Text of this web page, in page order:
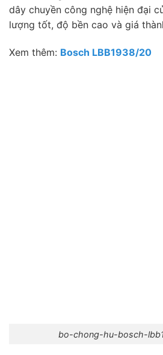
dây chuyền công nghệ hiện đại
lượng tốt, độ bền cao và giá
Xem thêm: Bosch LBB1938/20
bo-chong-hu-bosch-